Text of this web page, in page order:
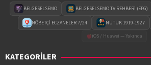
BELGESELSEMO BELGESELSEMO TV REHBERİ (EPG)
NÖBETÇİ ECZANELER 7/24 NUTUK 1919-1927
iOS / Huawei — Yakında
KATEGORİLER